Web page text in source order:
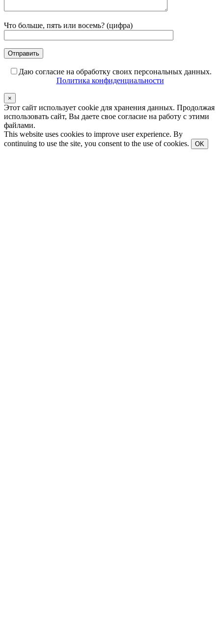
Что больше, пять или восемь? (цифра)
Даю согласие на обработку своих персональных данных.
Политика конфиденциальности
×
Этот сайт использует cookie для хранения данных. Продолжая
использовать сайт, Вы даете свое согласие на работу с этими
файлами.
This website uses cookies to improve user experience. By
continuing to use the site, you consent to the use of cookies.
OK